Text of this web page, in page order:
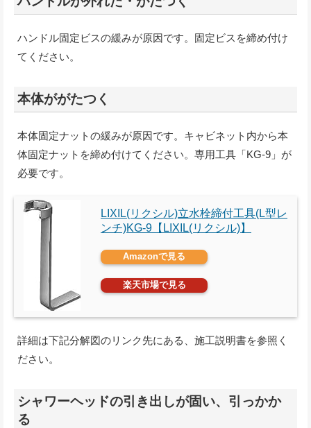
ハンドル固定ビスの緩みが原因です。固定ビスを締め付け
てください。
本体ががたつく
本体固定ナットの緩みが原因です。キャビネット内から本
体固定ナットを締め付けてください。専用工具「KG-9」が
必要です。
LIXIL(リクシル)立水栓締付工具(L型レ
ンチ)KG-9【LIXIL(リクシル)】
Amazonで見る
楽天市場で見る
詳細は下記分解図のリンク先にある、施工説明書を参照く
ださい。
シャワーヘッドの引き出しが固い、引っかか
る